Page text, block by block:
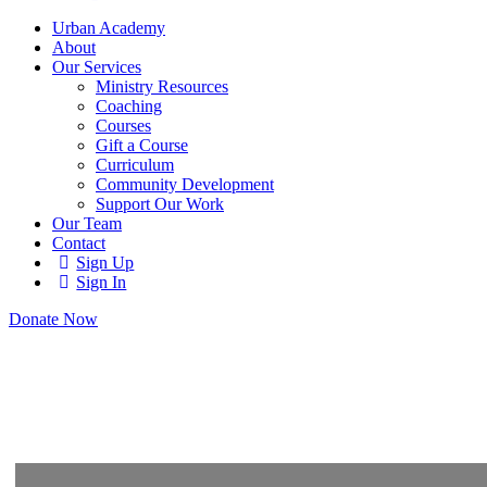
Urban Academy
About
Our Services
Ministry Resources
Coaching
Courses
Gift a Course
Curriculum
Community Development
Support Our Work
Our Team
Contact
Sign Up
Sign In
Donate Now